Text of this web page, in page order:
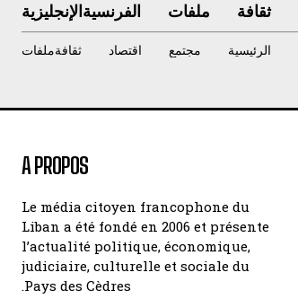
ثقافة ملفات الفرنسيةالإنجليزية
الرئيسية مجتمع اقتصاد ثقافةملفات
A PROPOS
Le média citoyen francophone du
Liban a été fondé en 2006 et présente
l’actualité politique, économique,
judiciaire, culturelle et sociale du
Pays des Cèdres.